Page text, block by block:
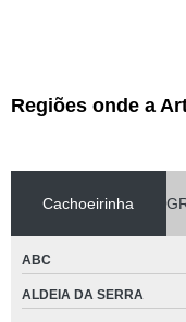
Regiões onde a
Cachoeirinha
ABC
ALDEIA DA SERRA